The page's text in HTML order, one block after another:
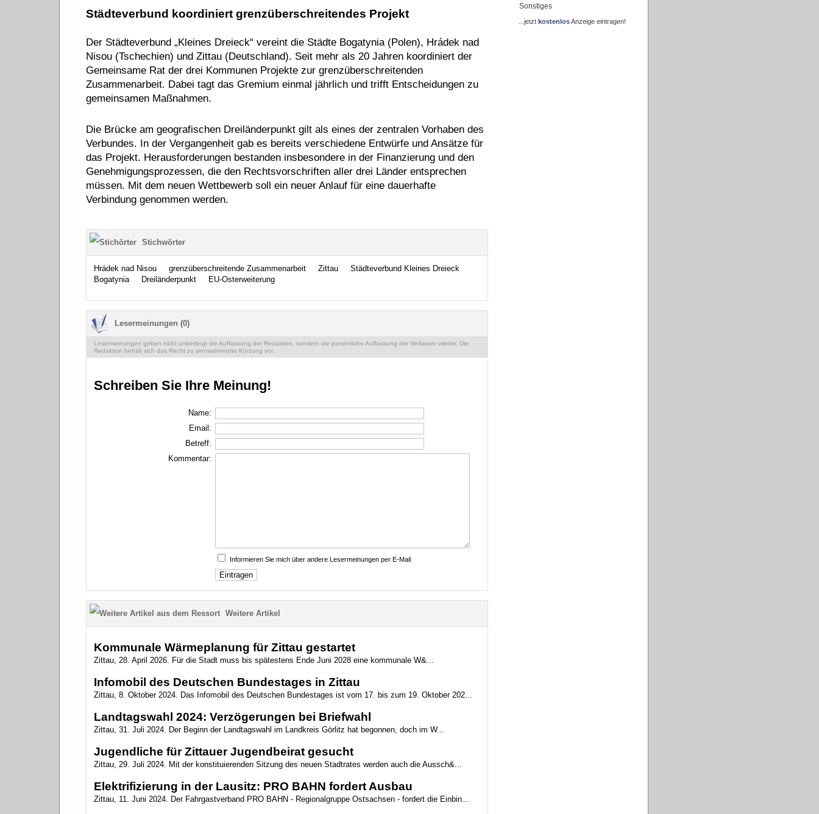
Städteverbund koordiniert grenzüberschreitendes Projekt
Der Städteverbund „Kleines Dreieck“ vereint die Städte Bogatynia (Polen), Hrádek nad
Nisou (Tschechien) und Zittau (Deutschland). Seit mehr als 20 Jahren koordiniert der
Gemeinsame Rat der drei Kommunen Projekte zur grenzüberschreitenden
Zusammenarbeit. Dabei tagt das Gremium einmal jährlich und trifft Entscheidungen zu
gemeinsamen Maßnahmen.
Die Brücke am geografischen Dreiländerpunkt gilt als eines der zentralen Vorhaben des
Verbundes. In der Vergangenheit gab es bereits verschiedene Entwürfe und Ansätze für
das Projekt. Herausforderungen bestanden insbesondere in der Finanzierung und den
Genehmigungsprozessen, die den Rechtsvorschriften aller drei Länder entsprechen
müssen. Mit dem neuen Wettbewerb soll ein neuer Anlauf für eine dauerhafte
Verbindung genommen werden.
Stichwörter
Hrádek nad Nisou grenzüberschreitende Zusammenarbeit Zittau
Städteverbund Kleines Dreieck
Bogatynia
Dreiländerpunkt EU-Osterweiterung
Lesermeinungen (0)
Lesermeinungen geben nicht unbedingt die Auffassung der Redaktion, sondern die persönliche Auffassung der Verfasser wieder. Die
Redaktion behält sich das Recht zu sinnwahrender Kürzung vor.
Schreiben Sie Ihre Meinung!
Name:
Email:
Betreff:
Kommentar:
Informieren Sie mich über andere Lesermeinungen per E-Mail
Weitere Artikel
Kommunale Wärmeplanung für Zittau gestartet
Zittau, 28. April 2026. Für die Stadt muss bis spätestens Ende Juni 2028 eine kommunale W&...
Infomobil des Deutschen Bundestages in Zittau
Zittau, 8. Oktober 2024. Das Infomobil des Deutschen Bundestages ist vom 17. bis zum 19. Oktober 202...
Landtagswahl 2024: Verzögerungen bei Briefwahl
Zittau, 31. Juli 2024. Der Beginn der Landtagswahl im Landkreis Görlitz hat begonnen, doch im W...
Jugendliche für Zittauer Jugendbeirat gesucht
Zittau, 29. Juli 2024. Mit der konstituierenden Sitzung des neuen Stadtrates werden auch die Aussch&...
Elektrifizierung in der Lausitz: PRO BAHN fordert Ausbau
Zittau, 11. Juni 2024. Der Fahrgastverband PRO BAHN - Regionalgruppe Ostsachsen - fordert die Einbin...
Sonstiges
...jetzt kostenlosAnzeige eintragen!